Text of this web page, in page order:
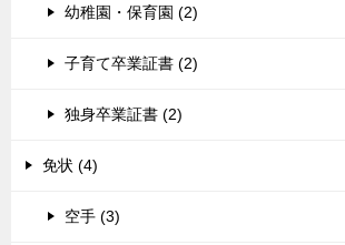
幼稚園・保育園 (2)
子育て卒業証書 (2)
独身卒業証書 (2)
免状 (4)
空手 (3)